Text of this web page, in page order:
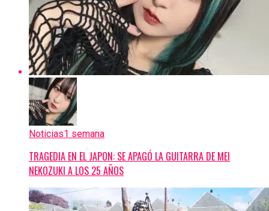
Noticias1 semana
TRAGEDIA EN EL JAPON: SE APAGÓ LA GUITARRA DE MEI
NEKOZUKI A LOS 25 AÑOS